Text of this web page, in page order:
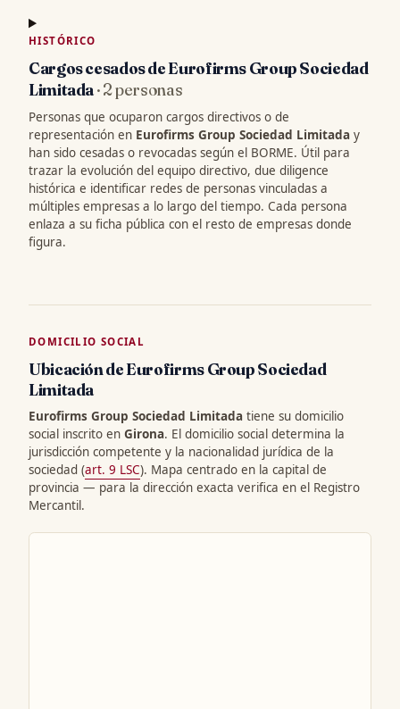
HISTÓRICO
Cargos cesados de Eurofirms Group Sociedad
Limitada· 2 personas
Personas que ocuparon cargos directivos o de
representación en Eurofirms Group Sociedad Limitada y
han sido cesadas o revocadas según el BORME. Útil para
trazar la evolución del equipo directivo, due diligence
histórica e identificar redes de personas vinculadas a
múltiples empresas a lo largo del tiempo. Cada persona
enlaza a su ficha pública con el resto de empresas donde
figura.
DOMICILIO SOCIAL
Ubicación de Eurofirms Group Sociedad
Limitada
Eurofirms Group Sociedad Limitada tiene su domicilio
social inscrito en Girona. El domicilio social determina la
jurisdicción competente y la nacionalidad jurídica de la
sociedad (art. 9 LSC). Mapa centrado en la capital de
provincia — para la dirección exacta verifica en el Registro
Mercantil.